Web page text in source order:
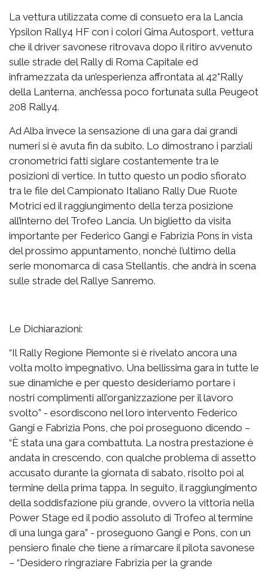
La vettura utilizzata come di consueto era la Lancia
Ypsilon Rally4 HF con i colori Gima Autosport, vettura
che il driver savonese ritrovava dopo il ritiro avvenuto
sulle strade del Rally di Roma Capitale ed
inframezzata da un’esperienza affrontata al 42°Rally
della Lanterna, anch’essa poco fortunata sulla Peugeot
208 Rally4.
Ad Alba invece la sensazione di una gara dai grandi
numeri si è avuta fin da subito. Lo dimostrano i parziali
cronometrici fatti siglare costantemente tra le
posizioni di vertice. In tutto questo un podio sfiorato
tra le file del Campionato Italiano Rally Due Ruote
Motrici ed il raggiungimento della terza posizione
all’interno del Trofeo Lancia. Un biglietto da visita
importante per Federico Gangi e Fabrizia Pons in vista
del prossimo appuntamento, nonché l’ultimo della
serie monomarca di casa Stellantis, che andrà in scena
sulle strade del Rallye Sanremo.
Le Dichiarazioni:
“Il Rally Regione Piemonte si è rivelato ancora una
volta molto impegnativo. Una bellissima gara in tutte le
sue dinamiche e per questo desideriamo portare i
nostri complimenti all’organizzazione per il lavoro
svolto” - esordiscono nel loro intervento Federico
Gangi e Fabrizia Pons, che poi proseguono dicendo –
“È stata una gara combattuta. La nostra prestazione è
andata in crescendo, con qualche problema di assetto
accusato durante la giornata di sabato, risolto poi al
termine della prima tappa. In seguito, il raggiungimento
della soddisfazione più grande, ovvero la vittoria nella
Power Stage ed il podio assoluto di Trofeo al termine
di una lunga gara” - proseguono Gangi e Pons, con un
pensiero finale che tiene a rimarcare il pilota savonese
– “Desidero ringraziare Fabrizia per la grande